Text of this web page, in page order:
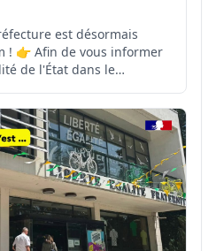
est désormais
de l'État dans le
la préfecture 🔹 les